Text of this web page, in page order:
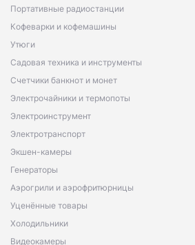
Портативные радиостанции
Кофеварки и кофемашины
Утюги
Садовая техника и инструменты
Счетчики банкнот и монет
Электрочайники и термопоты
Электроинструмент
Электротранспорт
Экшен-камеры
Генераторы
Аэрогрили и аэрофритюрницы
Уценённые товары
Холодильники
Видеокамеры